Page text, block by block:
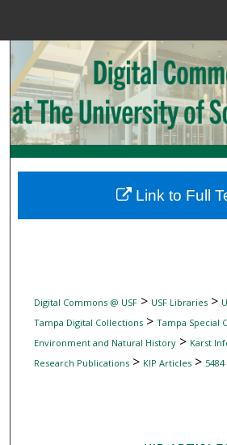
Search
Browse
My Account
Digital Commons
Digital Commons @ USF> USF Libraries>
Tampa Digital Collections> Tampa Special
Environment and Natural History> Karst
Research Publications> KIP Articles> 5484
Link to Full